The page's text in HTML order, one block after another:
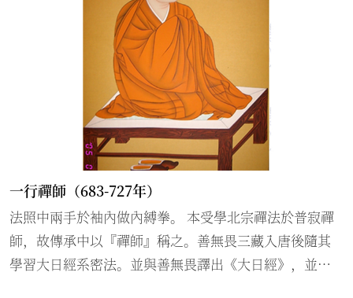
一行禪師（683-727年）
法照中兩手於袖內做內縛拳。 本受學北宗禪法於普寂禪
師，故傳承中以『禪師』稱之。善無畏三藏入唐後隨其
學習大日經系密法。並與善無畏譯出《大日經》，並將